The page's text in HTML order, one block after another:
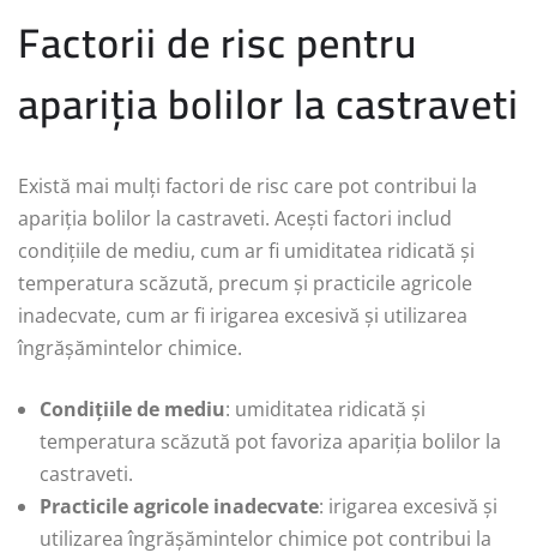
Factorii de risc pentru
apariția bolilor la castraveti
Există mai mulți factori de risc care pot contribui la
apariția bolilor la castraveti. Acești factori includ
condițiile de mediu, cum ar fi umiditatea ridicată și
temperatura scăzută, precum și practicile agricole
inadecvate, cum ar fi irigarea excesivă și utilizarea
îngrășămintelor chimice.
Condițiile de mediu: umiditatea ridicată și
temperatura scăzută pot favoriza apariția bolilor la
castraveti.
Practicile agricole inadecvate: irigarea excesivă și
utilizarea îngrășămintelor chimice pot contribui la